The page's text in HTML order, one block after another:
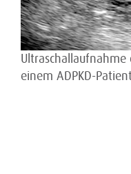
einem ADPKD-